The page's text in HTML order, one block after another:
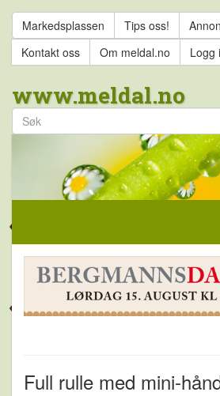
Markedsplassen Tips oss!
Kontakt oss
Om meldal.no Logg
www.meldal.no
Full rulle med mini-